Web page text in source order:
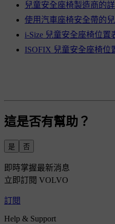
兒童安全座椅製造商的
使用汽車座椅安全帶的
i-Size 兒童安全座椅位置
ISOFIX 兒童安全座椅位
這是否有幫助？
是 否